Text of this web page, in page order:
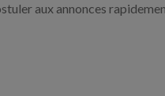
aux annonces